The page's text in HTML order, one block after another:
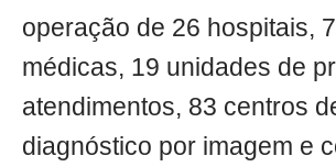
operação de 26 hospitais,
médicas, 19 unidades de
atendimentos, 83 centros
diagnóstico por imagem e